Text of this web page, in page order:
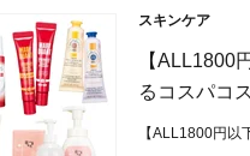
スキンケア
【ALL1800
るコスパコ
【ALL1800円